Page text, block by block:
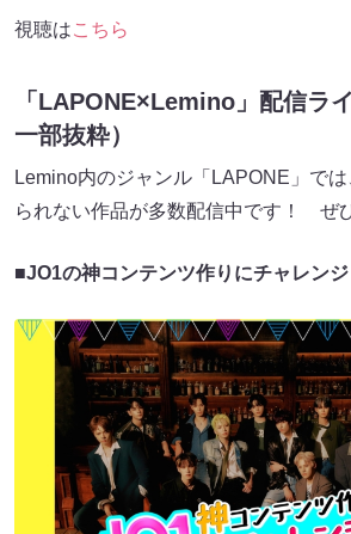
視聴はこちら
「LAPONE×Lemino」配信ラ
一部抜粋）
Lemino内のジャンル「LAPONE」で
られない作品が多数配信中です！ ぜ
■JO1の神コンテンツ作りにチャレンジ